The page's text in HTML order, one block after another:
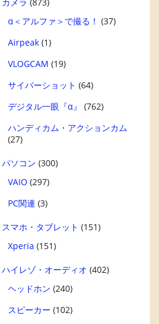
α＜アルファ＞で撮る！ (37)
Airpeak(1)
VLOGCAM (19)
サイバーショット (64)
デジタル一眼『α』
(762)
ハンディカム・アクションカム
(27)
パソコン (300)
VAIO (297)
PC関連 (3)
スマホ・タブレット (151)
Xperia (151)
ハイレゾ・オーディオ (402)
ヘッドホン (240)
スピーカー (102)